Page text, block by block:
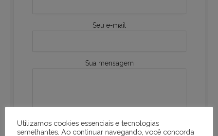
Seu e-mail
Sua mensagem
Utilizamos cookies essenciais e tecnologias
semelhantes. Ao continuar navegando, você concorda